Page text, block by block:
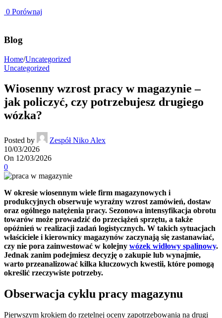
0 Porównaj
Blog
Home/Uncategorized
Uncategorized
Wiosenny wzrost pracy w magazynie –
jak policzyć, czy potrzebujesz drugiego
wózka?
Posted by
Zespół Niko Alex
10/03/2026
On 12/03/2026
0
W okresie wiosennym wiele firm magazynowych i
produkcyjnych obserwuje wyraźny wzrost zamówień, dostaw
oraz ogólnego natężenia pracy. Sezonowa intensyfikacja obrotu
towarów może prowadzić do przeciążeń sprzętu, a także
opóźnień w realizacji zadań logistycznych. W takich sytuacjach
właściciele i kierownicy magazynów zaczynają się zastanawiać,
czy nie pora zainwestować w kolejny wózek widłowy spalinowy.
Jednak zanim podejmiesz decyzję o zakupie lub wynajmie,
warto przeanalizować kilka kluczowych kwestii, które pomogą
określić rzeczywiste potrzeby.
Obserwacja cyklu pracy magazynu
Pierwszym krokiem do rzetelnej oceny zapotrzebowania na drugi